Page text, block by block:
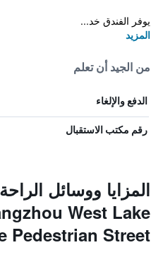
يوفر الفندق خد...
المزيد
من الجيد أن تعلم
الدفع والإلغاء
رقم مكتب الاستقبال
West Lake
Pedestrian Street